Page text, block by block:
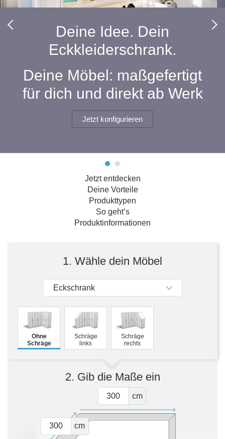
Schuhschrank
Hängeschrank
Hängeboard
TV-Möbel
Sideboard
Massivholz
Badregal
SpiegelschrankPolstermöbel
Sofa
Sessel
Hocker
Selection
Outdoorküche
der
Deine Idee. Dein
Eckkleiderschrank.
Deine Möbel: maßgefertigt
für dich und direkt ab Werk
Jetzt konfigurieren
Jetzt entdecken
Deine Vorteile
Produkttypen
So geht’s
Produktinformationen
1. Wähle dein Möbel
Eckschrank
Ohne
Schräge
Schräge
links
Schräge
rechts
2. Gib die Maße ein
cm
cm
Kommoden
Massivholz-Schränke & -Regale
Wandboards